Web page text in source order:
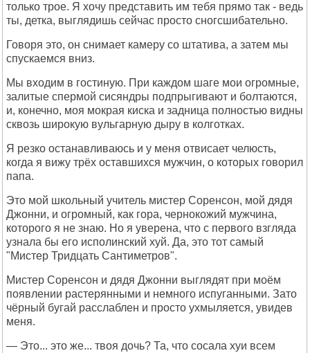
только трое. Я хочу представить им тебя прямо так - ведь
ты, детка, выглядишь сейчас просто сногсшибательно.
Говоря это, он снимает камеру со штатива, а затем мы
спускаемся вниз.
Мы входим в гостиную. При каждом шаге мои огромные,
залитые спермой сисяндры подпрыгивают и болтаются,
и, конечно, моя мокрая киска и задница полностью видны
сквозь широкую вульгарную дыру в колготках.
Я резко останавливаюсь и у меня отвисает челюсть,
когда я вижу трёх оставшихся мужчин, о которых говорил
папа.
Это мой школьный учитель мистер Соренсон, мой дядя
Джонни, и огромный, как гора, чернокожий мужчина,
которого я не знаю. Но я уверена, что с первого взгляда
узнала бы его исполинский хуй. Да, это тот самый
"Мистер Тридцать Сантиметров".
Мистер Соренсон и дядя Джонни выглядят при моём
появлении растерянными и немного испуганными. Зато
чёрный бугай расслаблен и просто ухмыляется, увидев
меня.
— Это... это же... твоя дочь? Та, что сосала хуи всем